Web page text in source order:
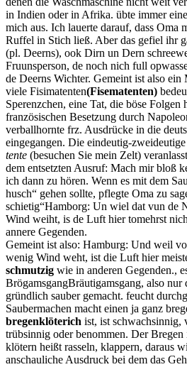
in Indien oder in Afrika. übte immer
mich aus. Ich lauerte darauf, dass Oma
Ruffel in Stich ließ. Aber das gefiel ihr
(pl. Deerns), ook Dirn un Dern
Fruunsperson, de noch nich full
de Deerns Wichter. Gemeint ist also ein
viele Fisimatenten(Fisematenten)
Sperenzchen, eine Tat, die böse Folgen
französischen Besetzung durch
verballhornte frz. Ausdrücke in die
eingegangen. Die eindeutig-
tente (besuchen Sie mein Zelt)
dem entsetzten Ausruf: Mach mir bloß
ich dann zu hören. Wenn es mit dem
husch
gehen sollte, pflegte Oma zu
schietig Hamborg: Un wiel dat vun de
Wind weiht, is de Luft hier tomehrst
annere Gegenden.
Gemeint ist also: Hamburg: Und weil
wenig Wind weht, ist die Luft hier
schmutzig wie in anderen Gegenden.,
BrögamsgangBräutigamsgang, also
gründlich sauber gemacht. feucht
Saubermachen macht einen ja ganz
bregenklöterich ist, ist schwachsinnig,
trübsinnig oder benommen. Der
klötern heißt rasseln, klappern, daraus
anschauliche Ausdruck bei dem das